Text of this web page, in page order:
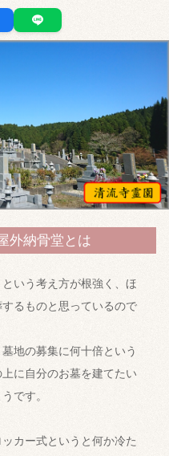
外納骨堂とは
いう考え方が根強く、ほ
るものと思っているので
地の募集に何十倍という
に自分のお墓を建てたい
です。
カー式というと何か冷た